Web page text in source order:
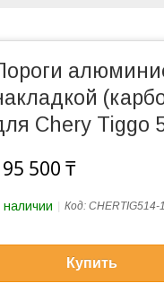
Chery Tiggo
500 ₸
наличии Код: CHERTIG514-
Купить